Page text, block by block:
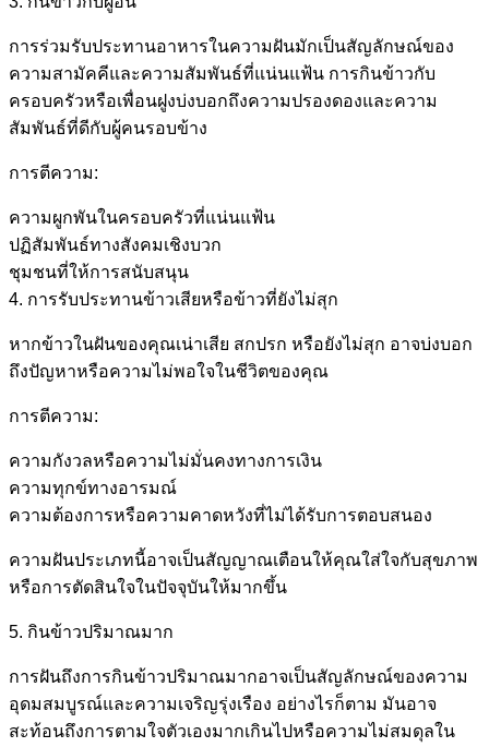
การร่วมรับประทานอาหารในความฝันมักเป็นสัญลักษณ์ของ
ความสามัคคีและความสัมพันธ์ที่แน่นแฟ้น การกินข้าวกับ
ครอบครัวหรือเพื่อนฝูงบ่งบอกถึงความปรองดองและความ
สัมพันธ์ที่ดีกับผู้คนรอบข้าง
การตีความ:
ความผูกพันในครอบครัวที่แน่นแฟ้น
ปฏิสัมพันธ์ทางสังคมเชิงบวก
ชุมชนที่ให้การสนับสนุน
4. การรับประทานข้าวเสียหรือข้าวที่ยังไม่สุก
หากข้าวในฝันของคุณเน่าเสีย สกปรก หรือยังไม่สุก อาจบ่งบอก
ถึงปัญหาหรือความไม่พอใจในชีวิตของคุณ
การตีความ:
ความกังวลหรือความไม่มั่นคงทางการเงิน
ความทุกข์ทางอารมณ์
ความต้องการหรือความคาดหวังที่ไม่ได้รับการตอบสนอง
ความฝันประเภทนี้อาจเป็นสัญญาณเตือนให้คุณใส่ใจกับสุขภาพ
หรือการตัดสินใจในปัจจุบันให้มากขึ้น
5. กินข้าวปริมาณมาก
การฝันถึงการกินข้าวปริมาณมากอาจเป็นสัญลักษณ์ของความ
อุดมสมบูรณ์และความเจริญรุ่งเรือง อย่างไรก็ตาม มันอาจ
สะท้อนถึงการตามใจตัวเองมากเกินไปหรือความไม่สมดุลใน